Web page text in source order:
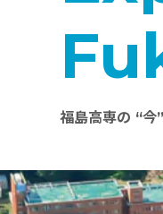
福島高専の “今